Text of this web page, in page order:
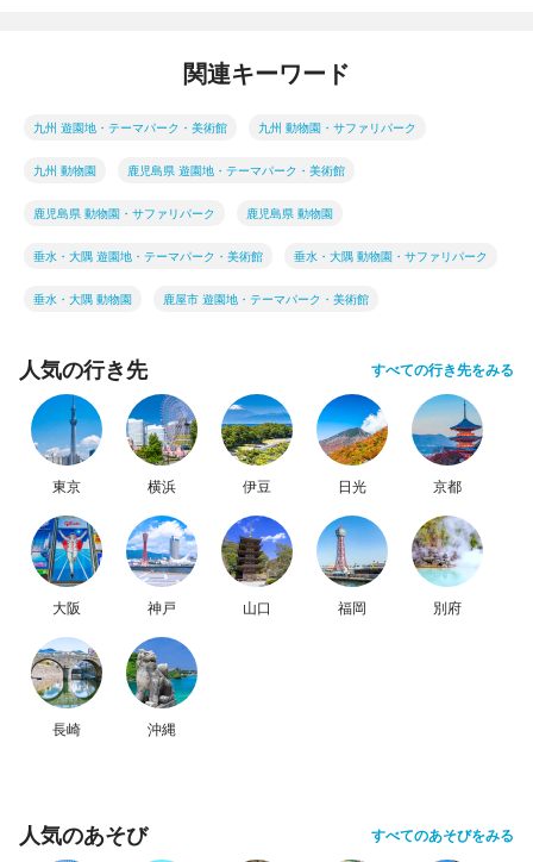
関連キーワード
九州 遊園地・テーマパーク・美術館 九州 動物園・サファリパーク
九州 動物園 鹿児島県 遊園地・テーマパーク・美術館
鹿児島県 動物園・サファリパーク 鹿児島県 動物園
垂水・大隅 遊園地・テーマパーク・美術館 垂水・大隅 動物園・サファリパーク
垂水・大隅 動物園 鹿屋市 遊園地・テーマパーク・美術館
人気の行き先 すべての行き先をみる
東京 横浜 伊豆 日光 京都
大阪 神戸 山口 福岡 別府
長崎 沖縄
人気のあそび すべてのあそびをみる